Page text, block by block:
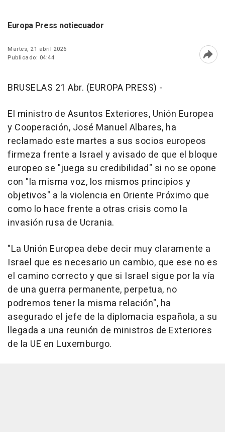
Europa Press notiecuador
Martes, 21 abril 2026
Publicado: 04:44
BRUSELAS 21 Abr. (EUROPA PRESS) -
El ministro de Asuntos Exteriores, Unión Europea
y Cooperación, José Manuel Albares, ha
reclamado este martes a sus socios europeos
firmeza frente a Israel y avisado de que el bloque
europeo se "juega su credibilidad" si no se opone
con "la misma voz, los mismos principios y
objetivos" a la violencia en Oriente Próximo que
como lo hace frente a otras crisis como la
invasión rusa de Ucrania.
"La Unión Europea debe decir muy claramente a
Israel que es necesario un cambio, que ese no es
el camino correcto y que si Israel sigue por la vía
de una guerra permanente, perpetua, no
podremos tener la misma relación", ha
asegurado el jefe de la diplomacia española, a su
llegada a una reunión de ministros de Exteriores
de la UE en Luxemburgo.